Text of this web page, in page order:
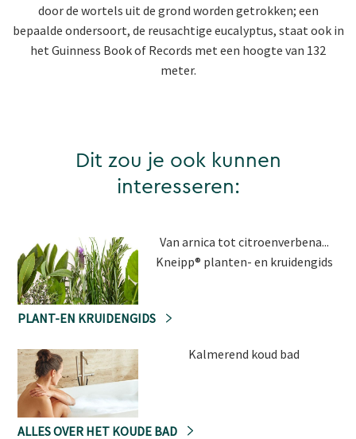
door de wortels uit de grond worden getrokken; een
bepaalde ondersoort, de reusachtige eucalyptus, staat ook in
het Guinness Book of Records met een hoogte van 132
meter.
Dit zou je ook kunnen
interesseren:
Van arnica tot citroenverbena...
Kneipp® planten- en kruidengids
PLANT-EN KRUIDENGIDS
Kalmerend koud bad
ALLES OVER HET KOUDE BAD